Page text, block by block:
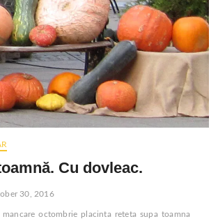
Cu dovleac.
30, 2016
mancare octombrie placinta reteta supa toamna